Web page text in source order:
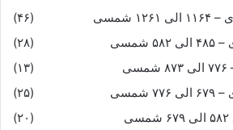
شمسی
(۴۶)
(۲۸)
(۱۳)
(۲۵)
(۲۰)